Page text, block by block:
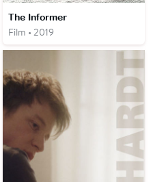
The Informer
Film • 2019